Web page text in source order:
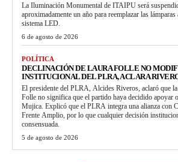
La Iluminación Monumental de ITAIPU será
aproximadamente un año para reemplazar las
sistema LED.
6 de agosto de 2026
POLÍTICA
DECLINACIÓN DE LAURA FOLLE NO
INSTITUCIONAL DEL PLRA, ACLARA
El presidente del PLRA, Alcides Riveros, aclaró que
Folle no significa que el partido haya decidido apoyar
Mujica. Explicó que el PLRA integra una alianza con
Frente Amplio, por lo que cualquier decisión
consensuada.
5 de agosto de 2026